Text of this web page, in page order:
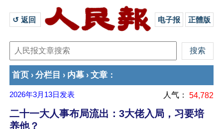
↺ 返回 电子报 正體版
首页 › 分栏目 › 内幕 › 文章 ：
2026年3月13日 发表 人气： 54,782
二十一大人事布局流出：3大佬入局，习要培
养他？